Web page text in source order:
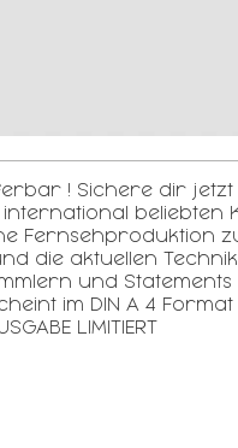
! Sichere dir jetzt
beliebten
Fernsehproduktion
die aktuellen
und
im DIN A 4 Format
LIMITIERT